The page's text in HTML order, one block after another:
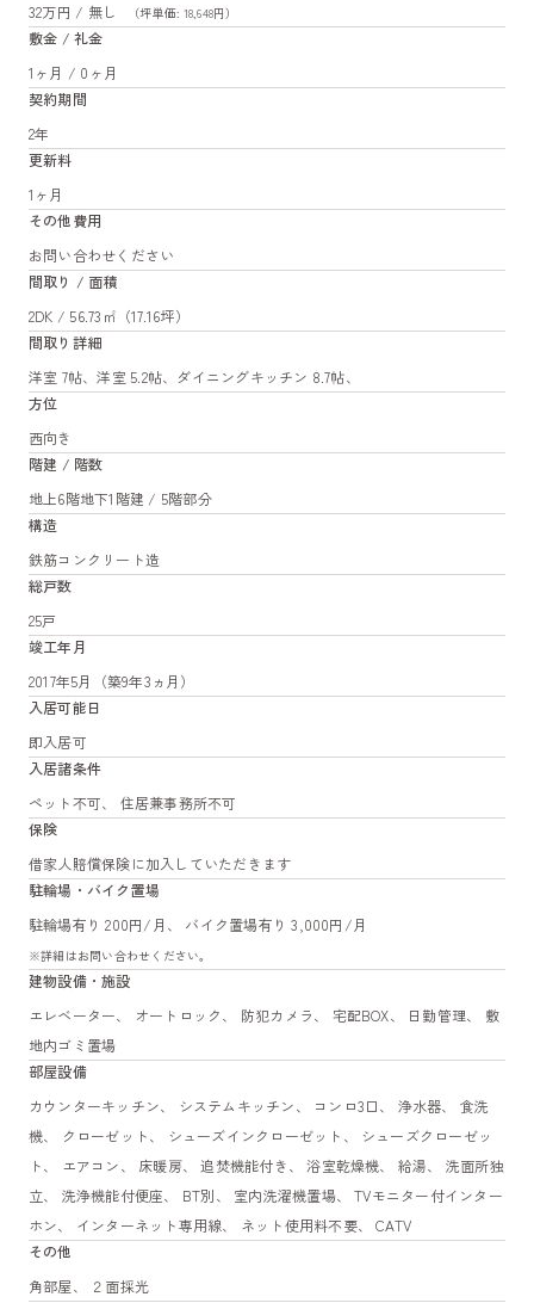
32万円 / 無し
（坪単価: 18,648円）
敷金 / 礼金
1ヶ月 / 0ヶ月
契約期間
2年
更新料
1ヶ月
その他費用
お問い合わせください
間取り / 面積
2DK / 56.73㎡（17.16坪）
間取り詳細
洋室 7帖、洋室 5.2帖、ダイニングキッチン 8.7帖、
方位
西向き
階建 / 階数
地上6階地下1階建 / 5階部分
構造
鉄筋コンクリート造
総戸数
25戸
竣工年月
2017年5月（築9年3ヵ月）
入居可能日
即入居可
入居諸条件
ペット不可、 住居兼事務所不可
保険
借家人賠償保険に加入していただきます
駐輪場・バイク置場
駐輪場有り 200円/月、 バイク置場有り 3,000円/月
※詳細はお問い合わせください。
建物設備・施設
エレベーター、 オートロック、 防犯カメラ、 宅配BOX、 日勤管理、 敷
地内ゴミ置場
部屋設備
カウンターキッチン、 システムキッチン、 コンロ3口、 浄水器、 食洗
機、 クローゼット、 シューズインクローゼット、 シューズクローゼッ
ト、 エアコン、 床暖房、 追焚機能付き、 浴室乾燥機、 給湯、 洗面所独
立、 洗浄機能付便座、 BT別、 室内洗濯機置場、 TVモニター付インター
ホン、 インターネット専用線、 ネット使用料不要、 CATV
その他
角部屋、 ２面採光